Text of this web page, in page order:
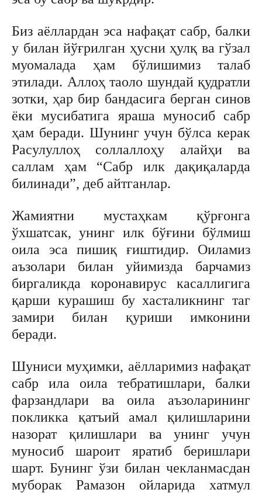
Биз аёллардан эса нафақат сабр, балки
у билан йўғрилган ҳусни ҳулқ ва гўзал
муомалада ҳам бўлишимиз талаб
этилади. Аллоҳ таоло шундай қудратли
зотки, ҳар бир бандасига берган синов
ёки мусибатига яраша муносиб сабр
ҳам беради. Шунинг учун бўлса керак
Расулуллоҳ соллаллоҳу алайҳи ва
саллам ҳам “Сабр илк дақиқаларда
билинади”, деб айтганлар.
Жамиятни мустаҳкам қўрғонга
ўхшатсак, унинг илк бўғини бўлмиш
оила эса пишиқ ғиштидир. Оиламиз
аъзолари билан уйимизда барчамиз
биргаликда коронавирус касаллигига
қарши курашиш бу хасталикнинг таг
замири билан қуриши имконини
беради.
Шуниси муҳимки, аёлларимиз нафақат
сабр ила оила тебратишлари, балки
фарзандлари ва оила аъзоларининг
покликка қатъий амал қилишларини
назорат қилишлари ва унинг учун
муносиб шароит яратиб беришлари
шарт. Бунинг ўзи билан чекланмасдан
муборак Рамазон ойларида хатмул